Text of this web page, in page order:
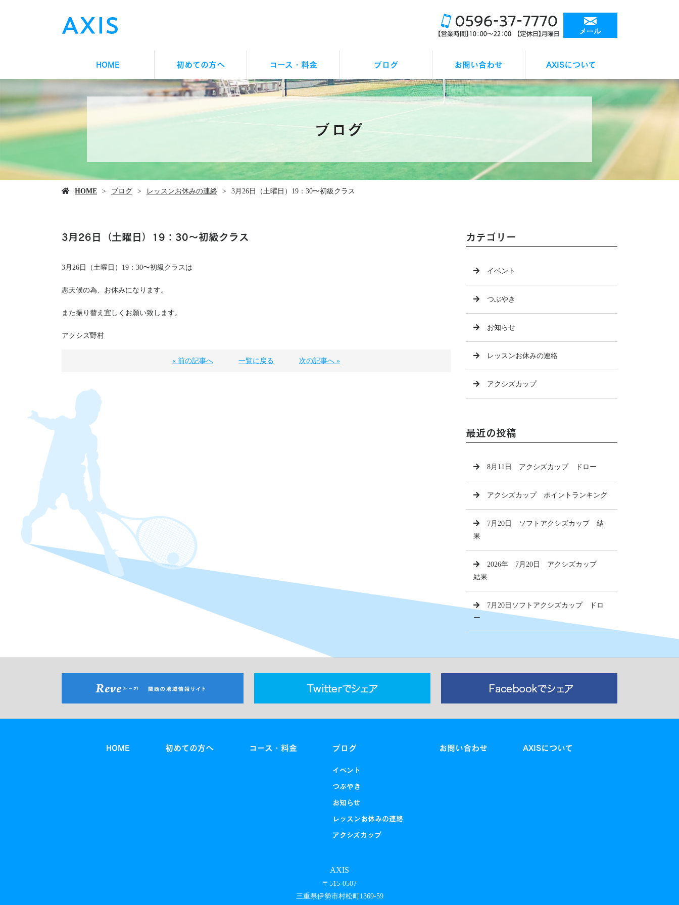
HOME 初めての方へ コース・料金 ブログ
イベント
つぶやき
お知らせ
レッスンお休みの連絡
アクシズカップ
お問い合わせ AXISについて
ブログ
HOME ブログ レッスンお休みの連絡 3月26日（土曜日）19：30〜初級クラス
3月26日（土曜日）19：30〜初級クラス
3月26日（土曜日）19：30〜初級クラスは
悪天候の為、お休みになります。
また振り替え宜しくお願い致します。
アクシズ野村
« 前の記事へ 一覧に戻る 次の記事へ »
カテゴリー
イベント
つぶやき
お知らせ
レッスンお休みの連絡
アクシズカップ
最近の投稿
8月11日 アクシズカップ ドロー
アクシズカップ ポイントランキング
7月20日 ソフトアクシズカップ 結
果
2026年 7月20日 アクシズカップ
結果
7月20日ソフトアクシズカップ ドロ
ー
HOME 初めての方へ コース・料金 ブログ
イベント
つぶやき
お知らせ
レッスンお休みの連絡
アクシズカップ
お問い合わせ AXISについて
AXIS
〒515-0507
三重県伊勢市村松町1369-59